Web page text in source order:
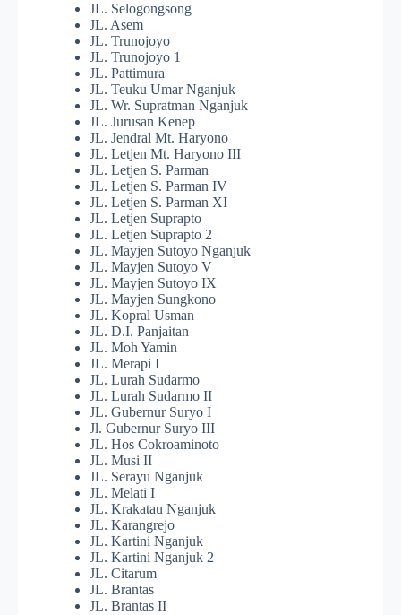
JL. Selogongsong
JL. Asem
JL. Trunojoyo
JL. Trunojoyo 1
JL. Pattimura
JL. Teuku Umar Nganjuk
JL. Wr. Supratman Nganjuk
JL. Jurusan Kenep
JL. Jendral Mt. Haryono
JL. Letjen Mt. Haryono III
JL. Letjen S. Parman
JL. Letjen S. Parman IV
JL. Letjen S. Parman XI
JL. Letjen Suprapto
JL. Letjen Suprapto 2
JL. Mayjen Sutoyo Nganjuk
JL. Mayjen Sutoyo V
JL. Mayjen Sutoyo IX
JL. Mayjen Sungkono
JL. Kopral Usman
JL. D.I. Panjaitan
JL. Moh Yamin
JL. Merapi I
JL. Lurah Sudarmo
JL. Lurah Sudarmo II
JL. Gubernur Suryo I
Jl. Gubernur Suryo III
JL. Hos Cokroaminoto
JL. Musi II
JL. Serayu Nganjuk
JL. Melati I
JL. Krakatau Nganjuk
JL. Karangrejo
JL. Kartini Nganjuk
JL. Kartini Nganjuk 2
JL. Citarum
JL. Brantas
JL. Brantas II